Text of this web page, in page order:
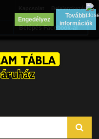
Bejelentkezés
Belépés Facebook-al
Engedélyez
További
információk